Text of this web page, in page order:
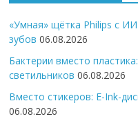
«Умная» щётка Philips с
зубов 06.08.2026
Бактерии вместо
светильников 06.08.2026
Вместо стикеров: E-Ink-
06.08.2026